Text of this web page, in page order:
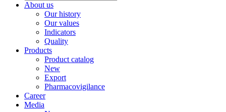
About us
Our history
Our values
Indicators
Quality
Products
Product catalog
New
Export
Pharmacovigilance
Career
Media